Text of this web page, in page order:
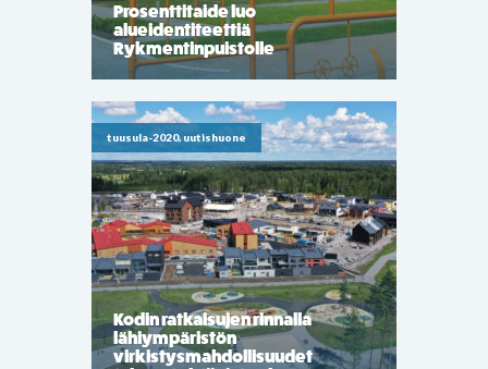
Prosenttitaide luo
alueidentiteettiä
Rykmentinpuistolle
tuusula-2020, uutishuone
Kodin ratkaisujen rinnalla
lähiympäristön
virkistysmahdollisuudet